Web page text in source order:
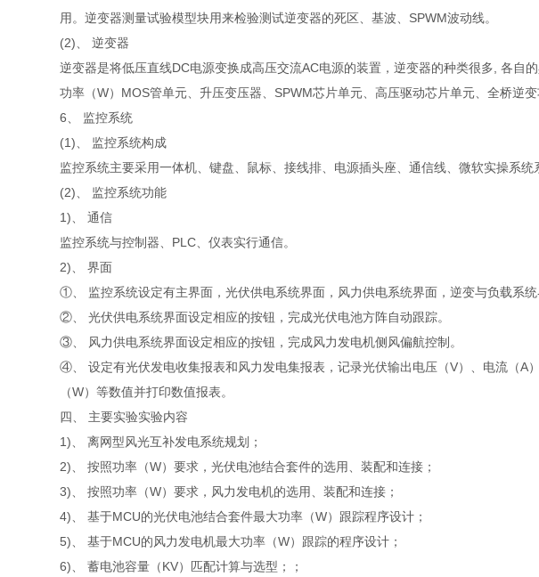
用。逆变器测量试验模型块用来检验测试逆变器的死区、基波、SPWM波动线。
(2)、 逆变器
逆变器是将低压直线DC电源变换成高压交流AC电源的装置，逆变器的种类很多, 各
功率（W）MOS管单元、升压变压器、SPWM芯片单元、高压驱动芯片单元、全桥逆
6、 监控系统
(1)、 监控系统构成
监控系统主要采用一体机、键盘、鼠标、接线排、电源插头座、通信线、微软实操系统
(2)、 监控系统功能
1)、 通信
监控系统与控制器、PLC、仪表实行通信。
2)、 界面
①、 监控系统设定有主界面，光伏供电系统界面，风力供电系统界面，逆变与负载系
②、 光伏供电系统界面设定相应的按钮，完成光伏电池方阵自动跟踪。
③、 风力供电系统界面设定相应的按钮，完成风力发电机侧风偏航控制。
④、 设定有光伏发电收集报表和风力发电集报表，记录光伏输出电压（V）、电流（A
（W）等数值并打印数值报表。
四、 主要实验实验内容
1)、 离网型风光互补发电系统规划；
2)、 按照功率（W）要求，光伏电池结合套件的选用、装配和连接；
3)、 按照功率（W）要求，风力发电机的选用、装配和连接；
4)、 基于MCU的光伏电池结合套件最大功率（W）跟踪程序设计；
5)、 基于MCU的风力发电机最大功率（W）跟踪的程序设计；
6)、 蓄电池容量（KV）匹配计算与选型；；